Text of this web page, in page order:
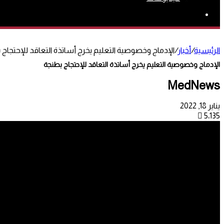
الرئيسية/أخبار/الإدماج وخصوصية التعليم يخرج أساتذة التعاقد
الإدماج وخصوصية التعليم يخرج أساتذة التعاقد للإحتجاج بطنجة
MedNews
يناير 18, 2022
5٬135